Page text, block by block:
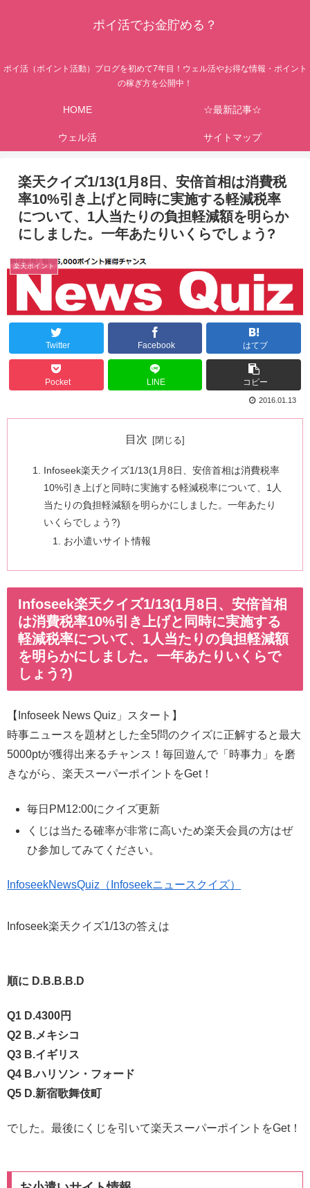
ポイ活でお金貯める？
ポイ活（ポイント活動）ブログを初めて7年目！ウェル活やお得な情報・ポイント
の稼ぎ方を公開中！
HOME ☆最新記事☆
ウェル活 サイトマップ
楽天クイズ1/13(1月8日、安倍首相は消費税
率10%引き上げと同時に実施する軽減税率
について、1人当たりの負担軽減額を明らか
にしました。一年あたりいくらでしょう?
楽天ポイント
Twitter Facebook はてブ
Pocket LINE コピー
2016.01.13
目次
Infoseek楽天クイズ1/13(1月8日、安倍首相は消費税率
10%引き上げと同時に実施する軽減税率について、1人
当たりの負担軽減額を明らかにしました。一年あたり
いくらでしょう?)
お小遣いサイト情報
Infoseek楽天クイズ1/13(1月8日、安倍首相
は消費税率10%引き上げと同時に実施する
軽減税率について、1人当たりの負担軽減額
を明らかにしました。一年あたりいくらで
しょう?)
【Infoseek News Quiz」スタート】
時事ニュースを題材とした全5問のクイズに正解すると最大
5000ptが獲得出来るチャンス！毎回遊んで「時事力」を磨
きながら、楽天スーパーポイントをGet！
毎日PM12:00にクイズ更新
くじは当たる確率が非常に高いため楽天会員の方はぜ
ひ参加してみてください。
InfoseekNewsQuiz（Infoseekニュースクイズ）
Infoseek楽天クイズ1/13の答えは
順に D.B.B.B.D
Q1 D.4300円
Q2 B.メキシコ
Q3 B.イギリス
Q4 B.ハリソン・フォード
Q5 D.新宿歌舞伎町
でした。最後にくじを引いて楽天スーパーポイントをGet！